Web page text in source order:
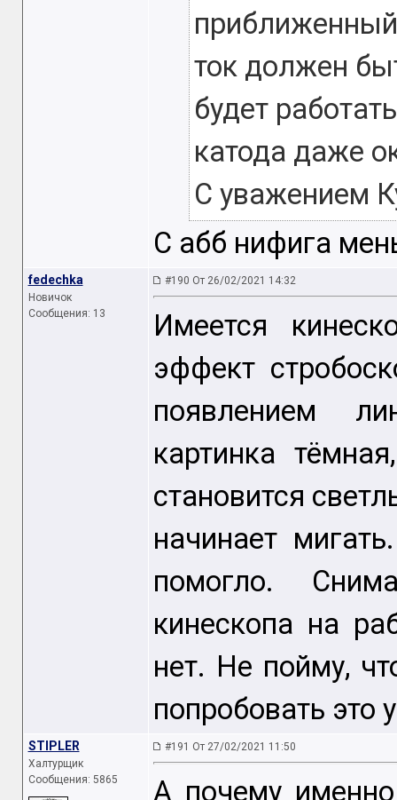
ток должен
будет
катода даже
С уважением
С абб нифига
fedechka
Новичок
Сообщения: 13
#190 От 26/02/2021 14:32
Имеется
эффект
появлением
картинка
становится
начинает
помогло.
кинескопа на
нет. Не пойму,
попробовать это
STIPLER
Халтурщик
Сообщения: 5865
#191 От 27/02/2021 11:50
А почему